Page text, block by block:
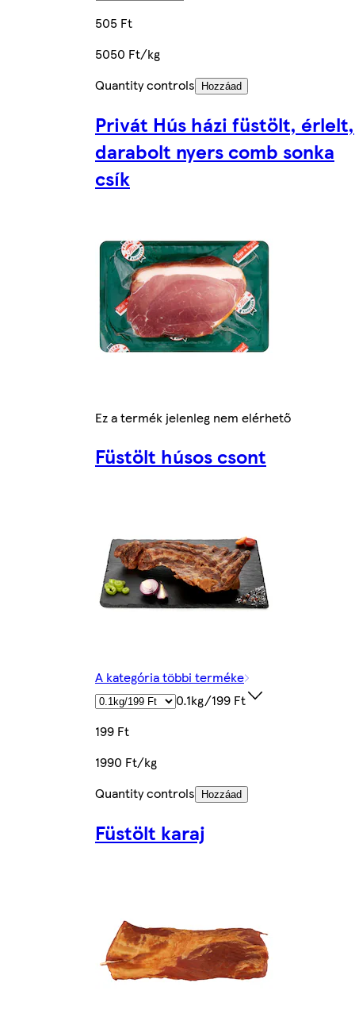
505 Ft
5050 Ft/kg
Quantity controls
Hozzáad
Privát Hús házi füstölt, érlelt,
darabolt nyers comb sonka
csík
Ez a termék jelenleg nem elérhető
Füstölt húsos csont
A kategória többi terméke
0.1kg/199 Ft
199 Ft
1990 Ft/kg
Quantity controls
Hozzáad
Füstölt karaj